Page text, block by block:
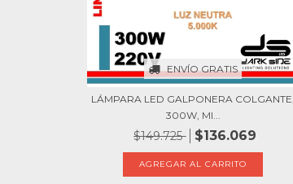
ENVÍO GRATIS
LÁMPARA LED GALPONERA COLGANTE,
300W, MI...
$149.725 $136.069